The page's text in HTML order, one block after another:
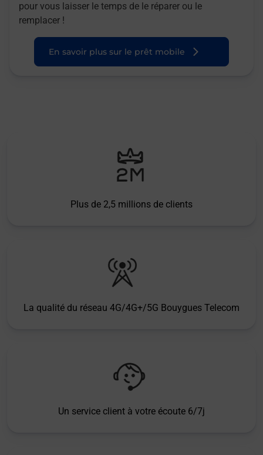
pour vous laisser le temps de le réparer ou le
remplacer !
En savoir plus sur le prêt mobile
Plus de 2,5 millions de clients
La qualité du réseau 4G/4G+/5G Bouygues Telecom
Un service client à votre écoute 6/7j